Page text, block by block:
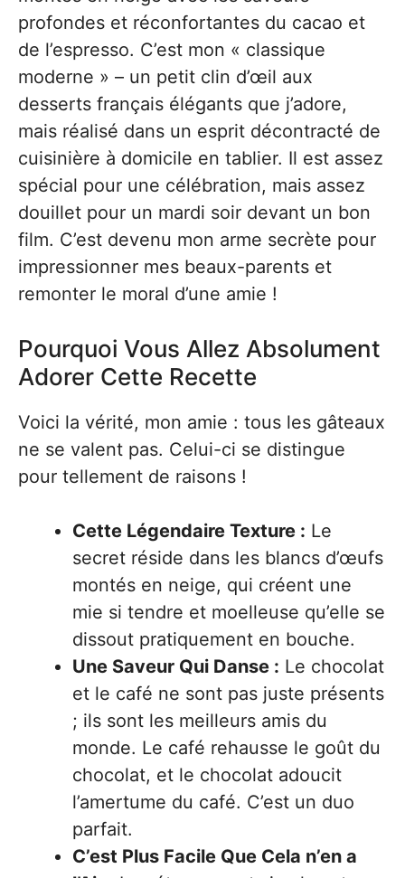
profondes et réconfortantes du cacao et
de l’espresso. C’est mon « classique
moderne » – un petit clin d’œil aux
desserts français élégants que j’adore,
mais réalisé dans un esprit décontracté de
cuisinière à domicile en tablier. Il est assez
spécial pour une célébration, mais assez
douillet pour un mardi soir devant un bon
film. C’est devenu mon arme secrète pour
impressionner mes beaux-parents et
remonter le moral d’une amie !
Pourquoi Vous Allez Absolument
Adorer Cette Recette
Voici la vérité, mon amie : tous les gâteaux
ne se valent pas. Celui-ci se distingue
pour tellement de raisons !
Cette Légendaire Texture : Le
secret réside dans les blancs d’œufs
montés en neige, qui créent une
mie si tendre et moelleuse qu’elle se
dissout pratiquement en bouche.
Une Saveur Qui Danse : Le chocolat
et le café ne sont pas juste présents
; ils sont les meilleurs amis du
monde. Le café rehausse le goût du
chocolat, et le chocolat adoucit
l’amertume du café. C’est un duo
parfait.
C’est Plus Facile Que Cela n’en a